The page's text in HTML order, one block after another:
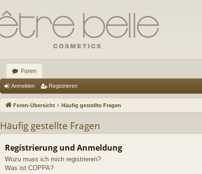
Foren
Anmelden Registrieren
Foren-Übersicht Häufig gestellte Fragen
Häufig gestellte Fragen
Registrierung und Anmeldung
Wozu muss ich mich registrieren?
Was ist COPPA?